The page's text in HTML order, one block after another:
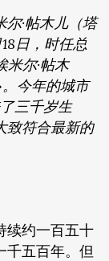
·帖木儿（塔
日，时任总
米尔·帖木
。今年的城市
三千岁生
致符合最新的
续约一百五十
千五百年。但